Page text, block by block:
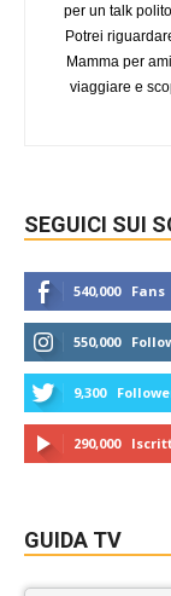
per un talk
Potrei
Mamma per
viaggiare e
SEGUICI SUI
540,000 Fans
550,000
9,300
290,000
GUIDA TV